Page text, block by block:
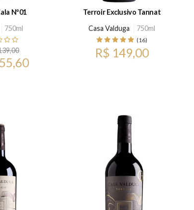
Nº01
750ml
Terroir Exclusivo Tannat
Casa Valduga
750ml
(16)
R$ 149,00